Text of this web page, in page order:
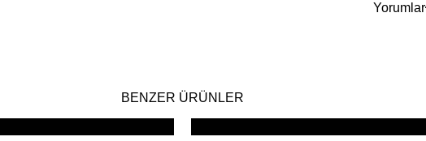
Yorumlar
BENZER ÜRÜNLER